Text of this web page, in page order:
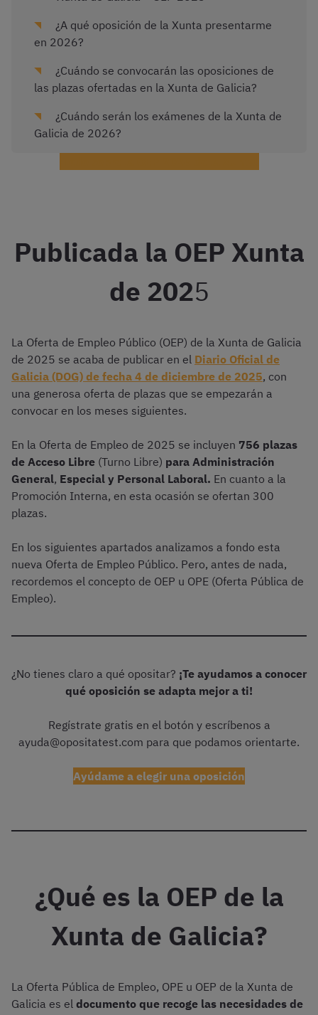
¿A qué oposición de la Xunta presentarme
en 2026?
¿Cuándo se convocarán las oposiciones de
las plazas ofertadas en la Xunta de Galicia?
¿Cuándo serán los exámenes de la Xunta de
Galicia de 2026?
Publicada la OEP Xunta
de 2025
La Oferta de Empleo Público (OEP) de la Xunta de Galicia
de 2025 se acaba de publicar en el Diario Oficial de
Galicia (DOG) de fecha 4 de diciembre de 2025, con
una generosa oferta de plazas que se empezarán a
convocar en los meses siguientes.
En la Oferta de Empleo de 2025 se incluyen 756 plazas
de Acceso Libre (Turno Libre) para Administración
General, Especial y Personal Laboral. En cuanto a la
Promoción Interna, en esta ocasión se ofertan 300
plazas.
En los siguientes apartados analizamos a fondo esta
nueva Oferta de Empleo Público. Pero, antes de nada,
recordemos el concepto de OEP u OPE (Oferta Pública de
Empleo).
¿No tienes claro a qué opositar? ¡Te ayudamos a conocer
qué oposición se adapta mejor a ti!
Regístrate gratis en el botón y escríbenos a
ayuda@opositatest.com para que podamos orientarte.
Ayúdame a elegir una oposición
¿Qué es la OEP de la
Xunta de Galicia?
La Oferta Pública de Empleo, OPE u OEP de la Xunta de
Galicia es el documento que recoge las necesidades de